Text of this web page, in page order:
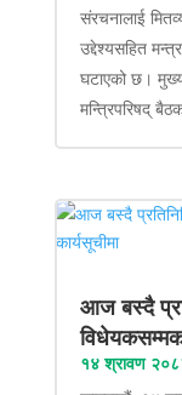
संरचनालाई
उद्देश्यसहित
घटाएको छ।
मन्त्रिपरिषद्
आज बस्दै
१४ श्रावण